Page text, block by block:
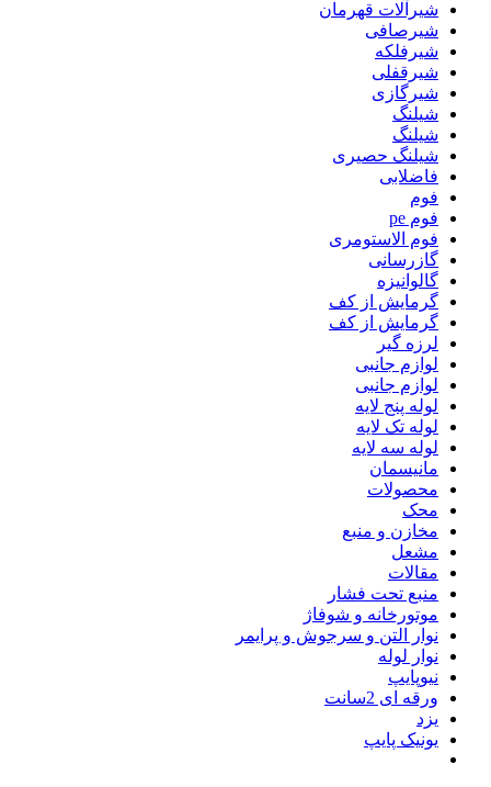
شیرآلات قهرمان
شیرصافی
شیرفلکه
شیرقفلی
شیرگازی
شیلنگ
شیلنگ
شیلنگ حصیری
فاضلابی
فوم
فوم pe
فوم الاستومری
گازرسانی
گالوانیزه
گرمایش از کف
گرمایش از کف
لرزه گیر
لوازم جانبی
لوازم جانبی
لوله پنج لایه
لوله تک لایه
لوله سه لایه
مانیسمان
محصولات
محک
مخازن و منبع
مشعل
مقالات
منبع تحت فشار
موتورخانه و شوفاژ
نوار التن و سرجوش و پرایمر
نوار لوله
نیوپایپ
ورقه ای 2سانت
یزد
یونیک پایپ